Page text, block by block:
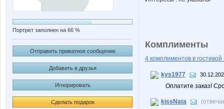
Портрет заполнен на 66 %
Отправить приватное сообщение
Добавить в друзья
Игнорировать
Сделать подарок
Комплименты
4 комплиментов в гостевой
kys1977
Оплатите заказ!
kissNata